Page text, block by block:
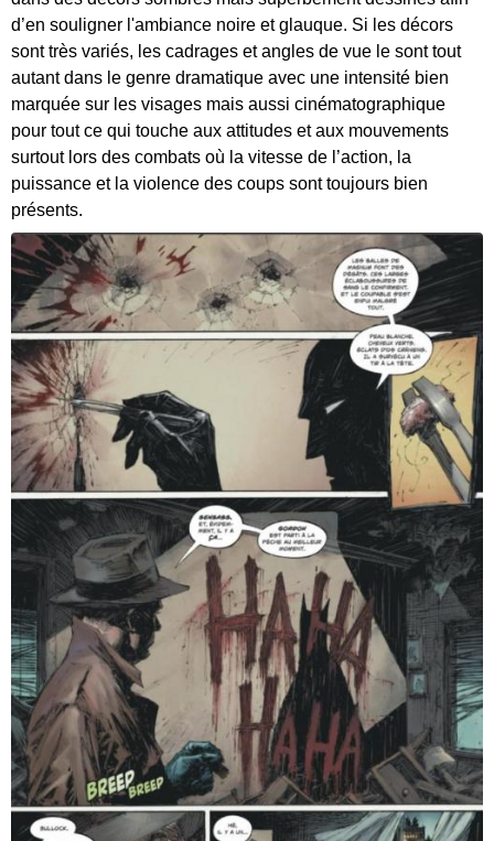
d’en souligner l'ambiance noire et glauque. Si les décors
sont très variés, les cadrages et angles de vue le sont tout
autant dans le genre dramatique avec une intensité bien
marquée sur les visages mais aussi cinématographique
pour tout ce qui touche aux attitudes et aux mouvements
surtout lors des combats où la vitesse de l’action, la
puissance et la violence des coups sont toujours bien
présents.